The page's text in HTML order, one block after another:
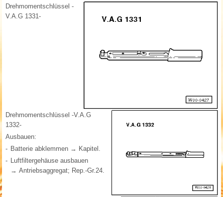
Drehmomentschlüssel -
V.A.G 1331-
Drehmomentschlüssel -V.A.G
1332-
Ausbauen:
- Batterie abklemmen → Kapitel.
- Luftfiltergehäuse ausbauen
→ Antriebsaggregat; Rep.-Gr.24.